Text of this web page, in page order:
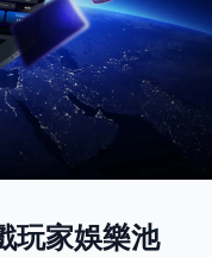
玩家娛樂池